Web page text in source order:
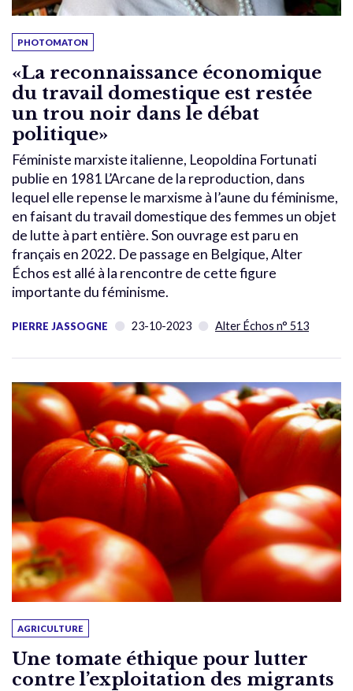
PHOTOMATON
«La reconnaissance économique
du travail domestique est restée
un trou noir dans le débat
politique»
Féministe marxiste italienne, Leopoldina Fortunati
publie en 1981 L’Arcane de la reproduction, dans
lequel elle repense le marxisme à l’aune du féminisme,
en faisant du travail domestique des femmes un objet
de lutte à part entière. Son ouvrage est paru en
français en 2022. De passage en Belgique, Alter
Échos est allé à la rencontre de cette figure
importante du féminisme.
PIERRE JASSOGNE 23-10-2023 Alter Échos n° 513
AGRICULTURE
Une tomate éthique pour lutter
contre l’exploitation des migrants